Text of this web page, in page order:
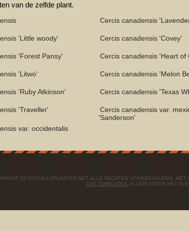
van de zelfde plant.
Cercis canadensis
'Little woody' Cercis canadensis 'Covey'
'Forest Pansy' Cercis canadensis 'Heart of
'Litwo' Cercis canadensis 'Melon
'Ruby Atkinson' Cercis canadensis 'Texas
'Traveller'
Cercis canadensis var.
'Sanderson'
var. occidentalis
(C) 2026 ALLEPLANTEN.NET. ALLE RECHTEN VOORBEHOUDEN,
CSS TEMPLATES . ALLEPLANTEN.NET IS